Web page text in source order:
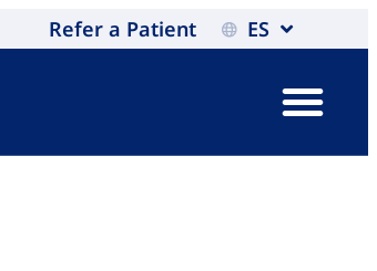
Refer a Patient ES